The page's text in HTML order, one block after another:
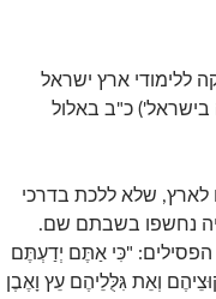
ללימודי ארץ ישראל
בישראל') כ"ב באלול
לארץ, שלא ללכת בדרכי
נחשפו בשבתם שם.
הפסילים: "כִּי אַתֶּם יְדַעְתֶּם
וְאֵת גִּלֻּלֵיהֶם עֵץ וָאֶבֶן